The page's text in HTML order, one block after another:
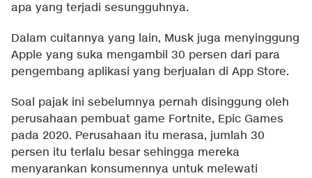
apa yang terjadi sesungguhnya.
Dalam cuitannya yang lain, Musk juga menyinggung
Apple yang suka mengambil 30 persen dari para
pengembang aplikasi yang berjualan di App Store.
Soal pajak ini sebelumnya pernah disinggung oleh
perusahaan pembuat game Fortnite, Epic Games
pada 2020. Perusahaan itu merasa, jumlah 30
persen itu terlalu besar sehingga mereka
menyarankan konsumennya untuk melewati